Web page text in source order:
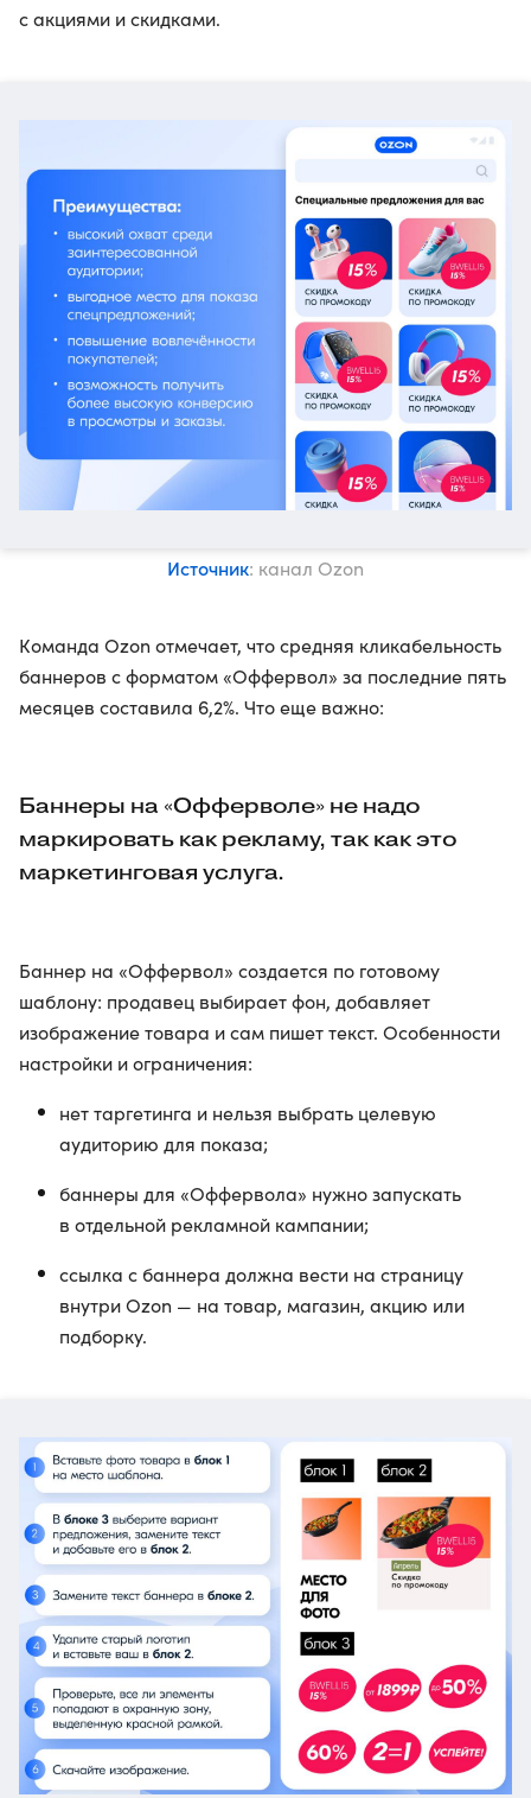
с акциями и скидками.
Источник: канал Ozon
Команда Ozon отмечает, что средняя кликабельность
баннеров с форматом «Оффервол» за последние пять
месяцев составила 6,2%. Что еще важно:
Баннеры на «Офферволе» не надо
маркировать как рекламу, так как это
маркетинговая услуга.
Баннер на «Оффервол» создается по готовому
шаблону: продавец выбирает фон, добавляет
изображение товара и сам пишет текст. Особенности
настройки и ограничения:
нет таргетинга и нельзя выбрать целевую
аудиторию для показа;
баннеры для «Оффервола» нужно запускать
в отдельной рекламной кампании;
ссылка с баннера должна вести на страницу
внутри Ozon — на товар, магазин, акцию или
подборку.